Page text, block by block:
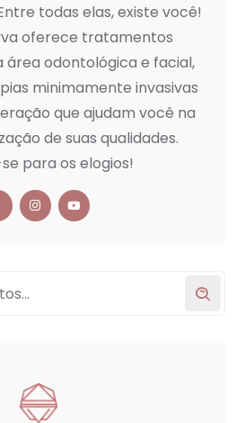
todas elas, existe você!
oferece tratamentos
área odontológica e facial,
minimamente invasivas
que ajudam você na
de suas qualidades.
para os elogios!